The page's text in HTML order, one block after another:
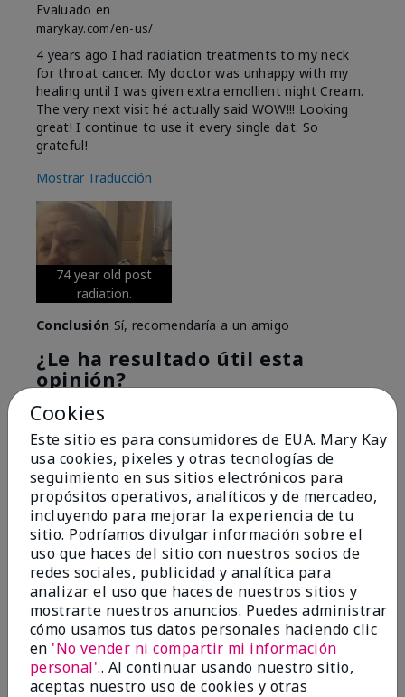
Evaluado en
marykay.com/en-us/
4 years ago I had radiation treatments to my neck
for throat cancer. My doctor was unhappy with my
healing until I was given extra emollient night Cream.
The very next visit hé actually said WOW!!! Looking
great! I continue to use it every single dat. So
grateful!
Mostrar Traducción
74 year old post
radiation.
Conclusión Sí, recomendaría a un amigo
¿Le ha resultado útil esta
opinión?
6
Marcar esta opinión
5
Great Night time emollient
EnviadoHace 2 meses
porSonia G
deChicago'Il
Evaluado en
marykay.com/en-us/
Cookies
Este sitio es para consumidores de EUA. Mary Kay
usa cookies, pixeles y otras tecnologías de
seguimiento en sus sitios electrónicos para
propósitos operativos, analíticos y de mercadeo,
incluyendo para mejorar la experiencia de tu
sitio. Podríamos divulgar información sobre el
uso que haces del sitio con nuestros socios de
redes sociales, publicidad y analítica para
analizar el uso que haces de nuestros sitios y
mostrarte nuestros anuncios. Puedes administrar
cómo usamos tus datos personales haciendo clic
en 'No vender ni compartir mi información
personal'.. Al continuar usando nuestro sitio,
aceptas nuestro uso de cookies y otras